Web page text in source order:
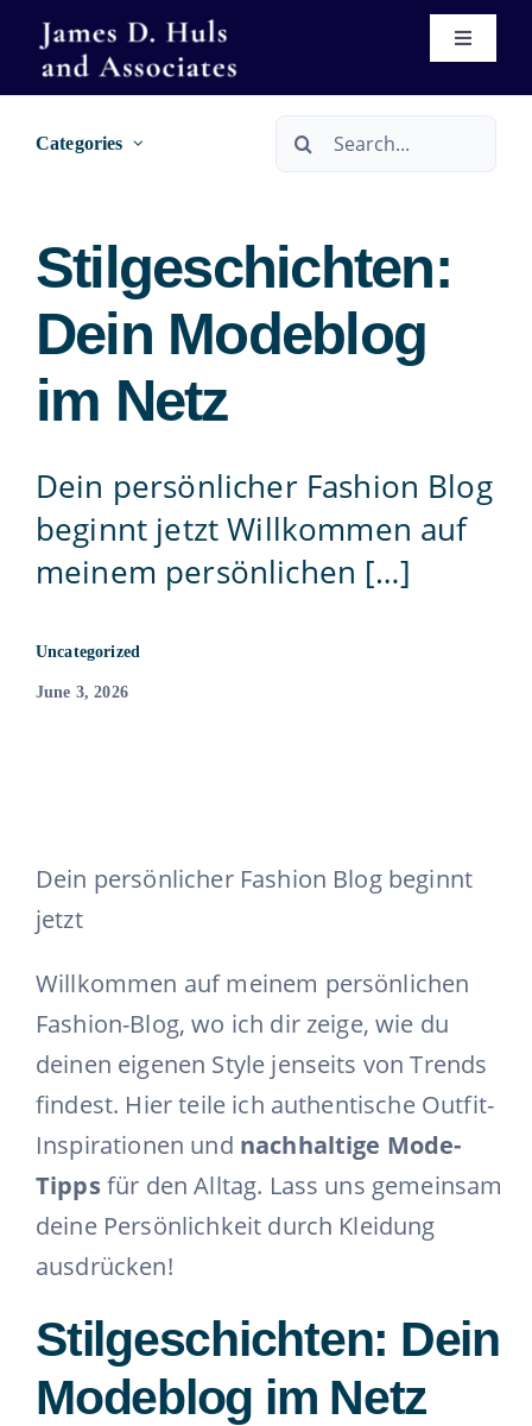
Skip
content
Toggle
Home
Services
Real Estate Services
Wills & Trusts
Bankruptcy Services
Immigration
Se Habla Español
Forms
Contact
815-455-4755
Categories
Search
Stilgeschichten:
Dein Modeblog
im Netz
Dein persönlicher Fashion Blog
beginnt jetzt Willkommen auf
meinem persönlichen […]
Uncategorized
June 3, 2026
Dein persönlicher Fashion Blog beginnt
jetzt
Willkommen auf meinem persönlichen
Fashion-Blog, wo ich dir zeige, wie du
deinen eigenen Style jenseits von Trends
findest. Hier teile ich authentische Outfit-
Inspirationen und nachhaltige Mode-
Tippsfür den Alltag. Lass uns gemeinsam
deine Persönlichkeit durch Kleidung
ausdrücken!
Stilgeschichten: Dein
Modeblog im Netz